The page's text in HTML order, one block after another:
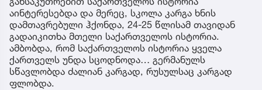
აინტერესებდა და მერეც, სკოლა კარგა ხნის
დამთავრებული ჰქონდა, 24-25 წლისამ თავიდან
გადაიკითხა მთელი საქართველოს ისტორია.
ამბობდა, რომ საქართველოს ისტორია ყველა
ქართველს უნდა სცოდნოდა… გერმანულს
სწავლობდა ძალიან კარგად, რუსულსაც კარგად
ფლობდა.